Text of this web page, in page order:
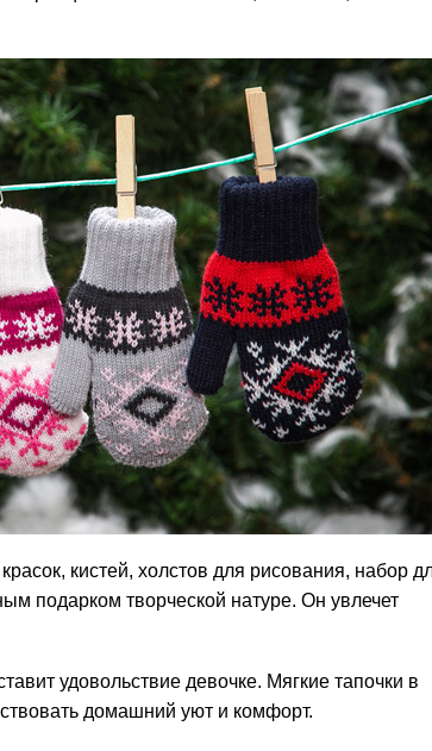
кистей, холстов для рисования, набор
подарком творческой натуре. Он увлечет
удовольствие девочке. Мягкие тапочки в
домашний уют и комфорт.